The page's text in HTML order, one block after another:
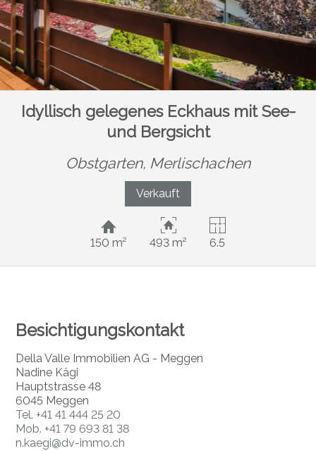
Idyllisch gelegenes Eckhaus mit See-
und Bergsicht
Obstgarten, Merlischachen
Verkauft
150 m² 493 m² 6.5
Besichtigungskontakt
Della Valle Immobilien AG - Meggen
Nadine Kägi
Hauptstrasse 48
6045 Meggen
Tel. +41 41 444 25 20
Mob. +41 79 693 81 38
n.kaegi@dv-immo.ch